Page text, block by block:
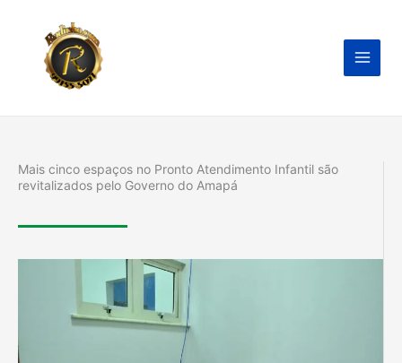
conteúdo
Mais cinco espaços no Pronto Atendimento Infantil são
revitalizados pelo Governo do Amapá